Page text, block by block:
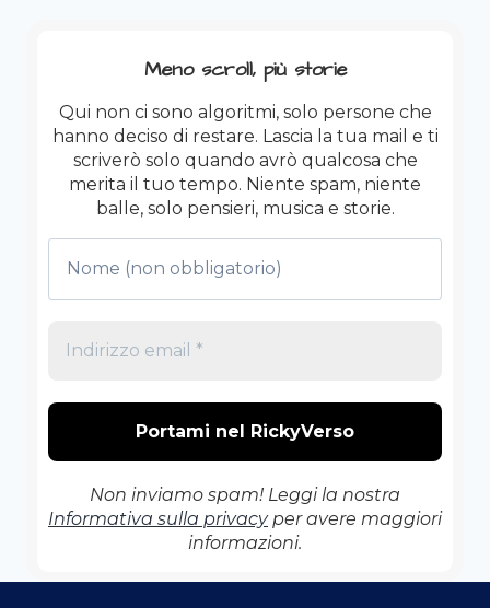
DEL
FEGATO)
Meno scroll, più storie
Qui non ci sono algoritmi, solo persone che
hanno deciso di restare. Lascia la tua mail e ti
scriverò solo quando avrò qualcosa che
merita il tuo tempo. Niente spam, niente
balle, solo pensieri, musica e storie.
Non inviamo spam! Leggi la nostra
Informativa sulla privacyper avere maggiori
informazioni.